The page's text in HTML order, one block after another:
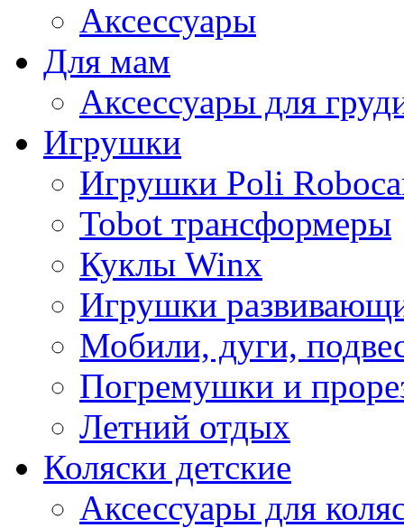
Аксессуары
Для мам
Аксессуары для
Игрушки
Игрушки Poli
Tobot трансформеры
Куклы Winx
Игрушки
Мобили, дуги,
Погремушки и
Летний отдых
Коляски детские
Аксессуары для